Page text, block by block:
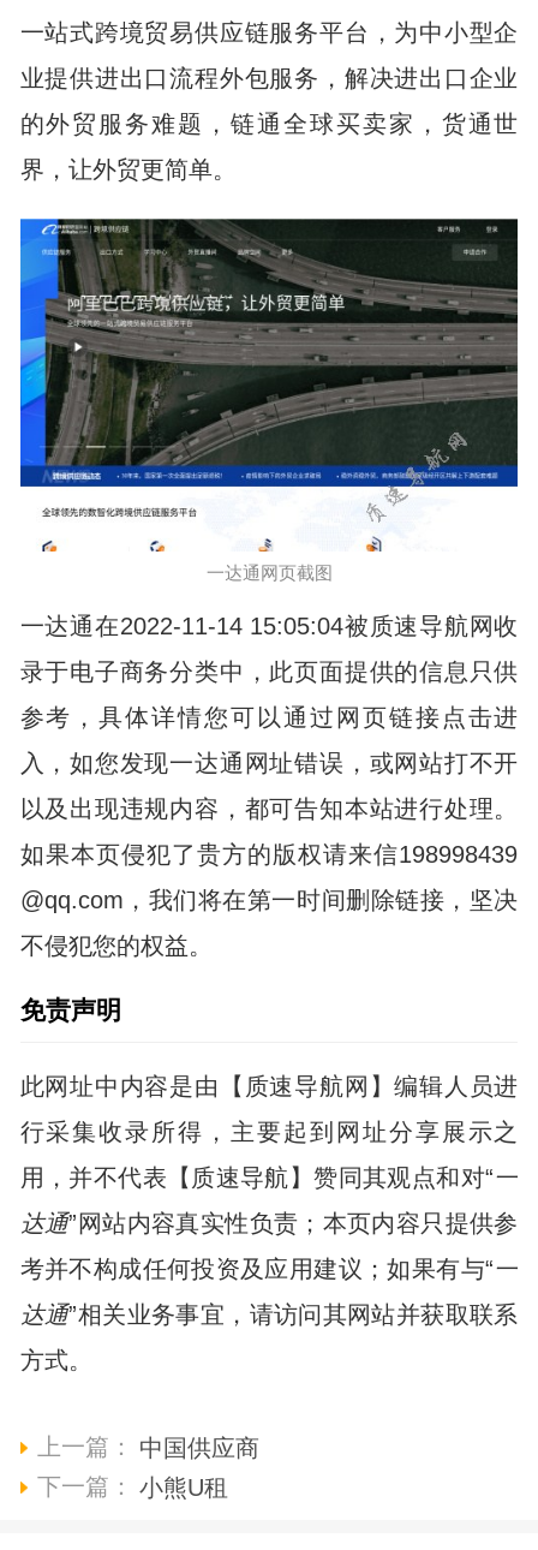
一站式跨境贸易供应链服务平台，为中小型企
业提供进出口流程外包服务，解决进出口企业
的外贸服务难题，链通全球买卖家，货通世
界，让外贸更简单。
一达通网页截图
一达通在2022-11-14 15:05:04被质速导航网收
录于电子商务分类中，此页面提供的信息只供
参考，具体详情您可以通过网页链接点击进
入，如您发现一达通网址错误，或网站打不开
以及出现违规内容，都可告知本站进行处理。
如果本页侵犯了贵方的版权请来信198998439
@qq.com，我们将在第一时间删除链接，坚决
不侵犯您的权益。
免责声明
此网址中内容是由【质速导航网】编辑人员进
行采集收录所得，主要起到网址分享展示之
用，并不代表【质速导航】赞同其观点和对“一
达通”网站内容真实性负责；本页内容只提供参
考并不构成任何投资及应用建议；如果有与“一
达通”相关业务事宜，请访问其网站并获取联系
方式。
上一篇：
中国供应商
下一篇：
小熊U租